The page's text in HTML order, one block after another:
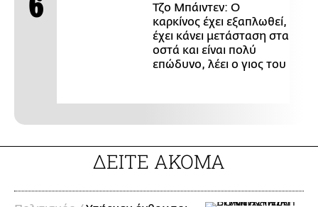
Τζο Μπάιντεν: Ο
καρκίνος έχει εξαπλωθεί,
έχει κάνει μετάσταση στα
οστά και είναι πολύ
επώδυνο, λέει ο γιος του
ΔΕΙΤΕ ΑΚΟΜΑ